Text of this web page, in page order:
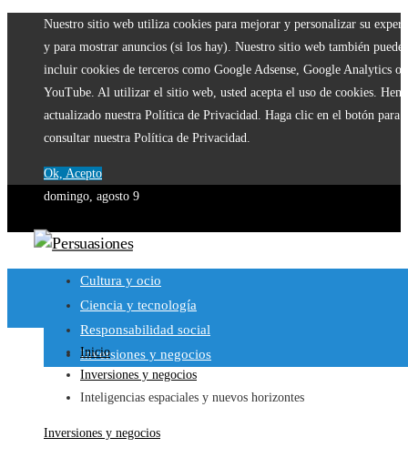
Nuestro sitio web utiliza cookies para mejorar y personalizar su
y para mostrar anuncios (si los hay). Nuestro sitio web también puede
incluir cookies de terceros como Google Adsense, Google Analytics o
YouTube. Al utilizar el sitio web, usted acepta el uso de cookies.
actualizado nuestra Política de Privacidad. Haga clic en el botón para
consultar nuestra Política de Privacidad.
Ok, Acepto
domingo, agosto 9
Cultura y ocio
Ciencia y tecnología
Responsabilidad social
Inversiones y negocios
Inicio
Inversiones y negocios
Inteligencias espaciales y nuevos horizontes
Inversiones y negocios